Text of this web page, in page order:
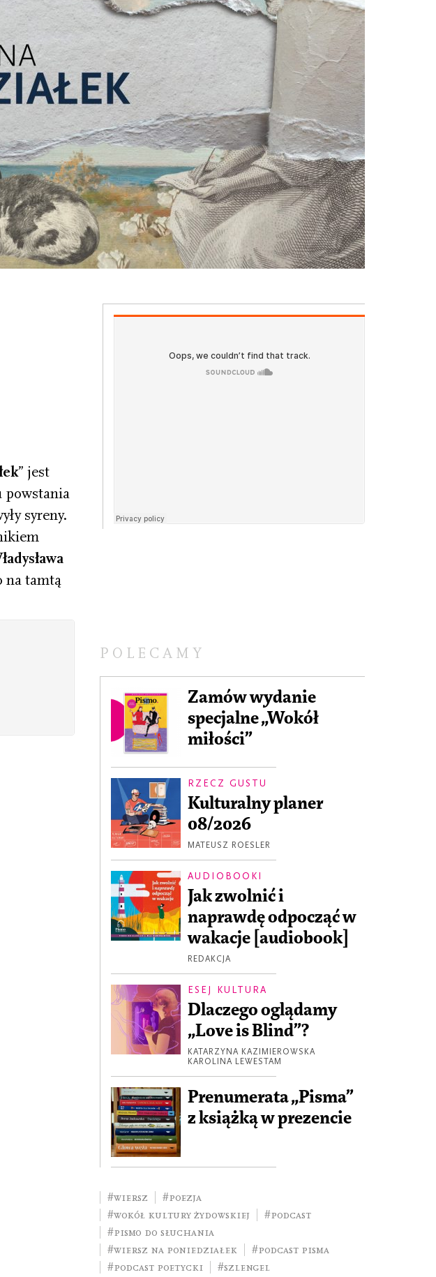
” jest
powstania
syreny.
na tamtą
POLECAMY
Zamów wydanie
specjalne „Wokół
miłości”
RZECZ GUSTU
Kulturalny planer
08/2026
MATEUSZ ROESLER
AUDIOBOOKI
Jak zwolnić i
naprawdę odpocząć w
wakacje [audiobook]
REDAKCJA
ESEJ KULTURA
Dlaczego oglądamy
„Love is Blind”?
KATARZYNA KAZIMIEROWSKA
KAROLINA LEWESTAM
Prenumerata „Pisma”
z książką w prezencie
#wiersz
#poezja
#Wokół kultury żydowskiej
#podcast
#pismo do słuchania
#wiersz na poniedziałek
#podcast pisma
#podcast poetycki
#szlengel